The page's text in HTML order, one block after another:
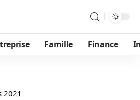
Famille Finance
2021